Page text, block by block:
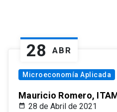
28 ABR
Microeconomía Aplicada
Mauricio Romero,
28 de Abril de 2021